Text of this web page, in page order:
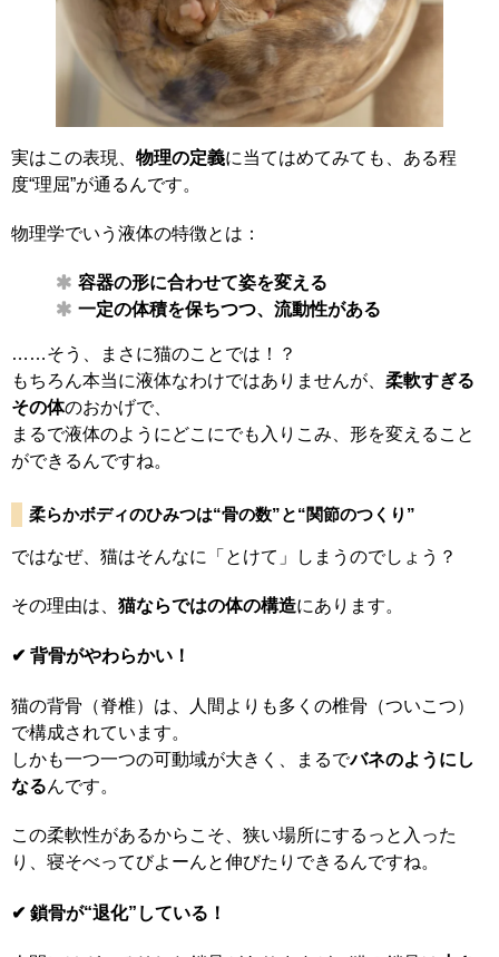
実はこの表現、 物理の定義に当てはめてみても、ある程
度“理屈”が通るんです。
物理学でいう液体の特徴とは：
容器の形に合わせて姿を変える
一定の体積を保ちつつ、流動性がある
……そう、まさに猫のことでは！？
もちろん本当に液体なわけではありませんが、 柔軟すぎる
その体のおかげで、
まるで液体のようにどこにでも入りこみ、形を変えること
ができるんですね。
柔らかボディのひみつは“骨の数”と“関節のつくり”
ではなぜ、猫はそんなに「とけて」しまうのでしょう？
その理由は、 猫ならではの体の構造にあります。
✔ 背骨がやわらかい！
猫の背骨（脊椎）は、人間よりも多くの椎骨（ついこつ）
で構成されています。
しかも一つ一つの可動域が大きく、まるでバネのようにし
なるんです。
この柔軟性があるからこそ、狭い場所にするっと入った
り、寝そべってびよーんと伸びたりできるんですね。
✔ 鎖骨が“退化”している！